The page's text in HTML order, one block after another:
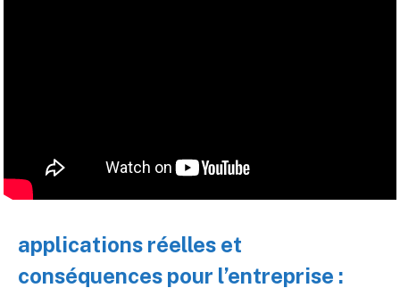
applications réelles et
conséquences pour l’entreprise :